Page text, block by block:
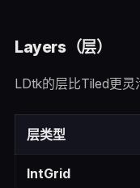
Layers（层）
LDtk的层比Tiled更灵
层类型
IntGrid